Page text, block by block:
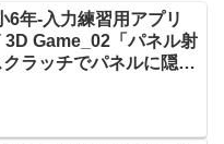
6年-入力練習用アプリ
3D Game_02「パネル射
ラッチでパネルに隠れ